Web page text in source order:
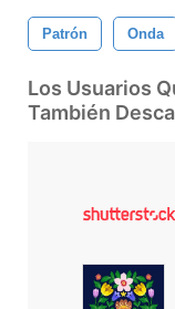
Patrón Onda
Los Usuarios
También